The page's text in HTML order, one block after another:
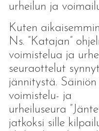
urheilun ja
Kuten
Ns. ”Katajan”
voimistelua ja
seuraottelut
jännitystä.
voimistelu- ja
urheiluseura
jatkoksi sille